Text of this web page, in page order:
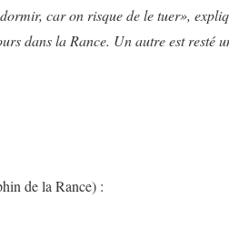
car on risque de le tuer»,
dans la Rance. Un autre est resté
de la Rance) :